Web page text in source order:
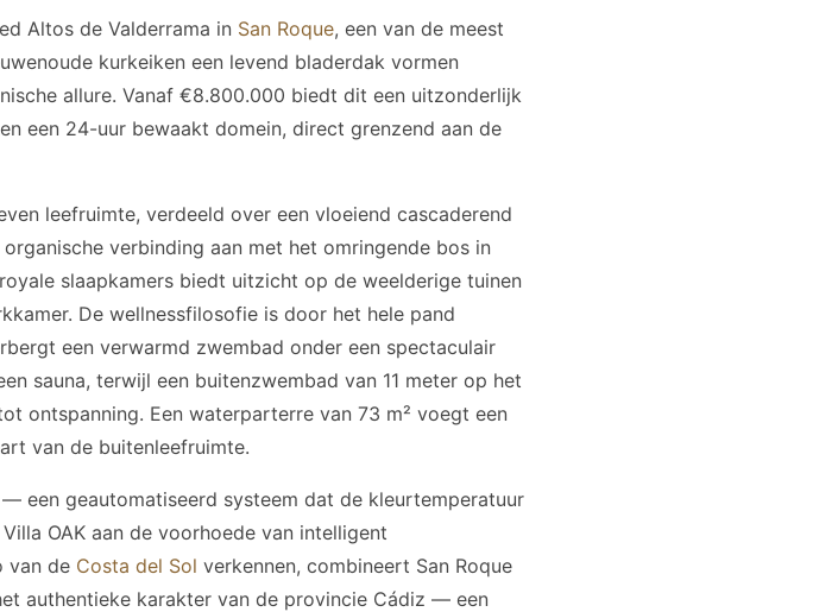
Altos de Valderrama in San Roque, een van de meest
kurkeiken een levend bladerdak vormen
allure. Vanaf €8.800.000 biedt dit een uitzonderlijk
een 24-uur bewaakt domein, direct grenzend aan de
leefruimte, verdeeld over een vloeiend cascaderend
verbinding aan met het omringende bos in
slaapkamers biedt uitzicht op de weelderige tuinen
De wellnessfilosofie is door het hele pand
een verwarmd zwembad onder een spectaculair
sauna, terwijl een buitenzwembad van 11 meter op het
ontspanning. Een waterparterre van 73 m² voegt een
van de buitenleefruimte.
een geautomatiseerd systeem dat de kleurtemperatuur
OAK aan de voorhoede van intelligent
van de Costa del Sol verkennen, combineert San Roque
authentieke karakter van de provincie Cádiz — een